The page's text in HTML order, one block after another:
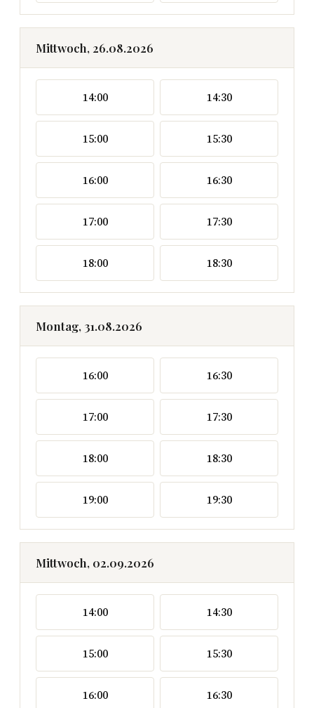
Mittwoch, 26.08.2026
14:00 14:30
15:00 15:30
16:00 16:30
17:00 17:30
18:00 18:30
Montag, 31.08.2026
16:00 16:30
17:00 17:30
18:00 18:30
19:00 19:30
Mittwoch, 02.09.2026
14:00 14:30
15:00 15:30
16:00 16:30